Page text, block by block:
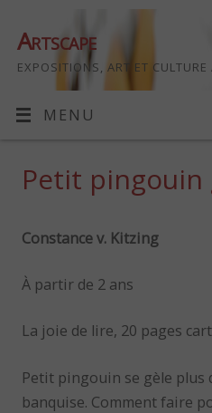
Artscape
EXPOSITIONS, ART ET CULTURE
MENU
Petit pingouin
Constance v. Kitzing
À partir de 2 ans
La joie de lire, 20 pages
Petit pingouin se gèle plus
banquise. Comment faire